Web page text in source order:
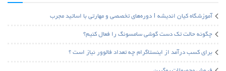
آموزشگاه کیان اندیشه | دوره‌های تخصصی و مهارتی با اساتید مجرب
چگونه حالت تک دست گوشی سامسونگ را فعال کنیم؟
برای کسب درآمد از اینستاگرام چه تعداد فالوور نیاز است ؟